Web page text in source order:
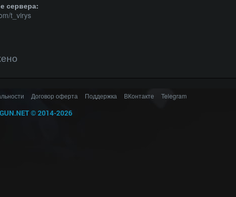
сервера:
t_virys
Договор оферта Поддержка ВКонтакте Telegram
©2014-2026